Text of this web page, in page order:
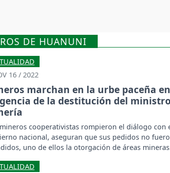
DE HUANUNI
16 / 2022
marchan en la urbe paceña en
de la destitución del
cooperativistas rompieron el diálogo con
nacional, aseguran que sus pedidos no
uno de ellos la otorgación de áreas